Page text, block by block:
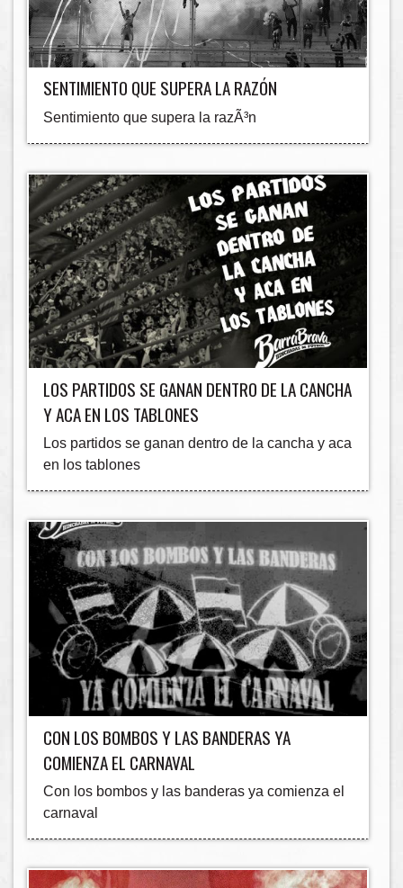
SENTIMIENTO QUE SUPERA LA RAZÓN
Sentimiento que supera la razÃ³n
LOS PARTIDOS SE GANAN DENTRO DE LA CANCHA
Y ACA EN LOS TABLONES
Los partidos se ganan dentro de la cancha y aca
en los tablones
CON LOS BOMBOS Y LAS BANDERAS YA
COMIENZA EL CARNAVAL
Con los bombos y las banderas ya comienza el
carnaval